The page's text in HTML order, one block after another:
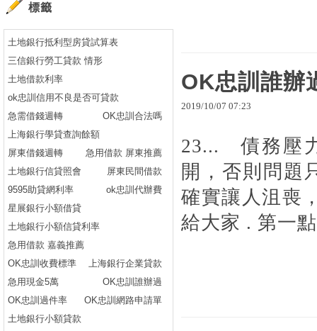
OK忠訓誰辦
2019/10/07 07:23
23... 債務壓
開，否則問題
確實讓人沮喪
給大家 . 第一
標籤
土地銀行抵利型房貸試算表
三信銀行勞工貸款 情形
土地借款利率
ok忠訓信用不良是否可貸款
急需借錢週轉
OK忠訓合法嗎
上海銀行學貸查詢餘額
屏東借錢週轉
急用借款 屏東推薦
土地銀行信貸照會
屏東民間借款
9595助貸網利率
ok忠訓代辦費
星展銀行小額借貸
土地銀行小額信貸利率
急用借款 嘉義推薦
OK忠訓收費標準
上海銀行企業貸款
急用現金5萬
OK忠訓誰辦過
OK忠訓過件率
OK忠訓網路申請單
土地銀行小額貸款